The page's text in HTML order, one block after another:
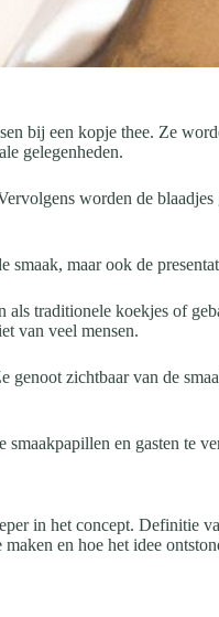
bij een kopje thee. Ze
gelegenheden.
worden de
smaak, maar ook de
traditionele koekjes of
van veel mensen.
genoot zichtbaar van de
en gasten te
in het concept. Definitie
en hoe het idee